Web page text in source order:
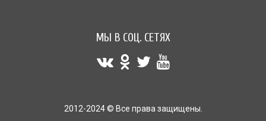
МЫ В СОЦ. СЕТЯХ
2012-2024 © Все права защищены.